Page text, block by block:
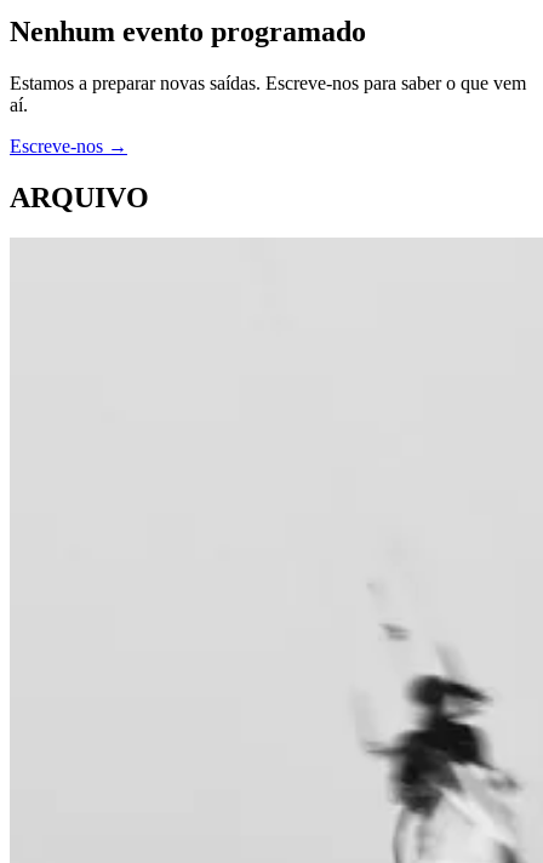
Nenhum evento programado
Estamos a preparar novas saídas. Escreve-nos para saber o que vem
aí.
Escreve-nos →
ARQUIVO